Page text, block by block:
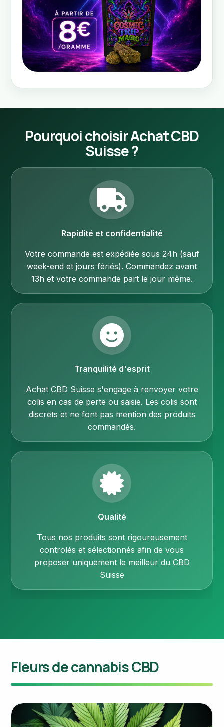
Pourquoi choisir Achat CBD
Suisse ?
Rapidité et confidentialité
Votre commande est expédiée sous 24h (sauf
week-end et jours fériés). Commandez avant
13h et votre commande part le jour même.
Tranquilité d'esprit
Achat CBD Suisse s'engage à renvoyer votre
colis en cas de perte ou saisie. Les colis sont
discrets et ne font pas mention des produits
commandés.
Qualité
Tous nos produits sont rigoureusement
controlés et sélectionnés afin de vous
proposer uniquement le meilleur du CBD
Suisse
Fleurs de cannabis CBD